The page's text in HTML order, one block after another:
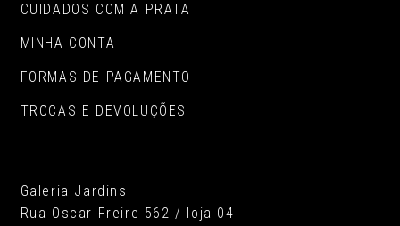
CUIDADOS COM A PRATA
MINHA CONTA
FORMAS DE PAGAMENTO
TROCAS E DEVOLUÇÕES
Galeria Jardins
Rua Oscar Freire 562 / loja 04